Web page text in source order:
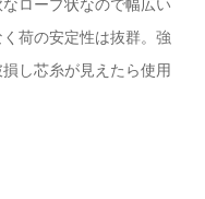
ロープ状なので幅広い
荷の安定性は抜群。強
し芯糸が見えたら使用